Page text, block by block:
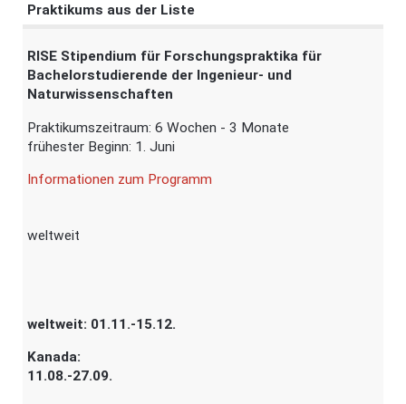
Praktikums aus der Liste
RISE Stipendium für Forschungspraktika für
Bachelorstudierende der Ingenieur- und
Naturwissenschaften
Praktikumszeitraum: 6 Wochen - 3 Monate
frühester Beginn: 1. Juni
Informationen zum Programm
weltweit
weltweit: 01.11.-15.12.
Kanada:
11.08.-27.09.